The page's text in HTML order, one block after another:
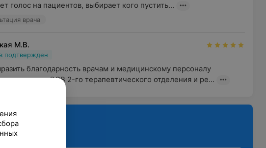
голос на пациентов, выбирает кого пустить...
врача
М.В.
подтвержден
благодарность врачам и медицинскому персоналу
ветеранов ВОВ 2-го терапевтического отделения и ре...